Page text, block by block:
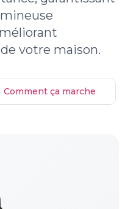
votre maison.
Comment ça marche